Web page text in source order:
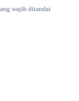
wajib ditandai